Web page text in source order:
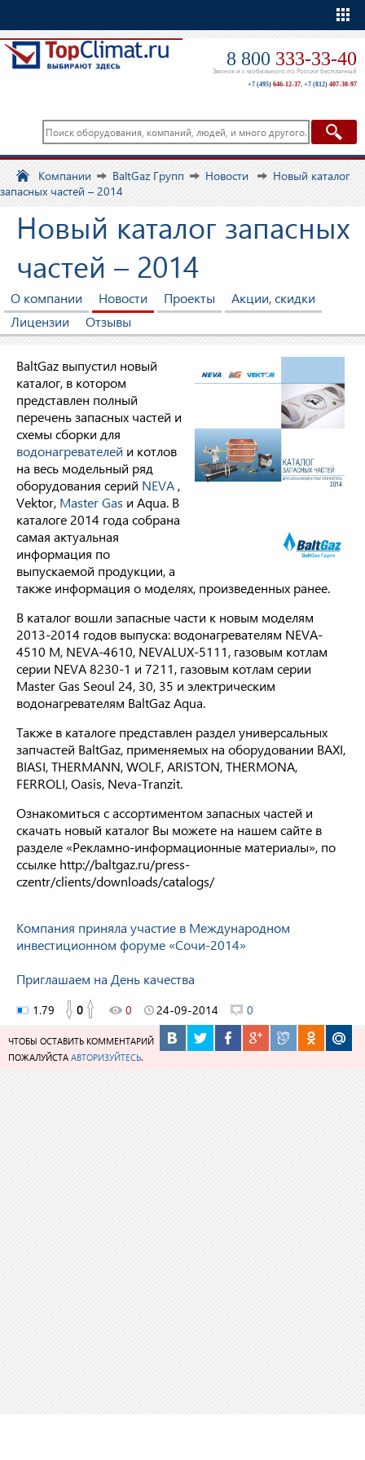
8 800 333-33-40
Звонок и с мобильного по России бесплатный
+7 (495) 646-12-37, +7 (812) 407-30-97
Компании BaltGaz Групп Новости
Новый каталог
запасных частей – 2014
Новый каталог запасных
частей – 2014
О компании Новости Проекты
Акции, скидки
Лицензии
Отзывы
BaltGaz выпустил новый
каталог, в котором
представлен полный
перечень запасных частей и
схемы сборки для
водонагревателей и котлов
на весь модельный ряд
оборудования серий NEVA ,
Vektor, Master Gas и Aqua. В
каталоге 2014 года собрана
самая актуальная
информация по
выпускаемой продукции, а
также информация о моделях, произведенных ранее.
В каталог вошли запасные части к новым моделям
2013-2014 годов выпуска: водонагревателям NEVA-
4510 М, NEVA-4610, NEVALUX-5111, газовым котлам
серии NEVA 8230-1 и 7211, газовым котлам серии
Master Gas Seoul 24, 30, 35 и электрическим
водонагревателям BaltGaz Aqua.
Также в каталоге представлен раздел универсальных
запчастей BaltGaz, применяемых на оборудовании BAXI,
BIASI, THERMANN, WOLF, ARISTON, THERMONA,
FERROLI, Oasis, Neva-Tranzit.
Ознакомиться с ассортиментом запасных частей и
скачать новый каталог Вы можете на нашем сайте в
разделе «Рекламно-информационные материалы», по
ссылке http://baltgaz.ru/press-
czentr/clients/downloads/catalogs/
Компания приняла участие в Международном
инвестиционном форуме «Сочи-2014»
Приглашаем на День качества
1.79 0 0 24-09-2014 0
ЧТОБЫ ОСТАВИТЬ КОММЕНТАРИЙ
ПОЖАЛУЙСТА АВТОРИЗУЙТЕСЬ.